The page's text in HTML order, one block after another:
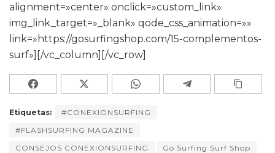
alignment=»center» onclick=»custom_link»
img_link_target=»_blank» qode_css_animation=»»
link=»https://gosurfingshop.com/15-complementos-
surf»][/vc_column][/vc_row]
Etiquetas:
#CONEXIONSURFING
#FLASHSURFING MAGAZINE
CONSEJOS CONEXIONSURFING
Go Surfing Surf Shop